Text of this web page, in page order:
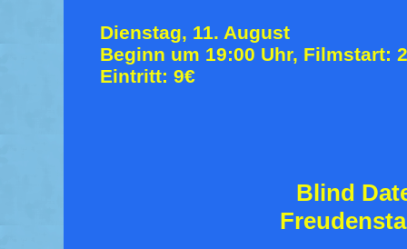
Dienstag, 11. August
Beginn um 19:00 Uhr, Filmstart:
Eintritt: 9€
Blind